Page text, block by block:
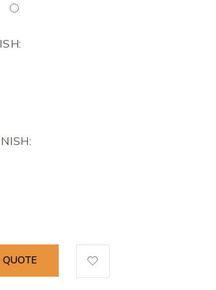
QUOTE